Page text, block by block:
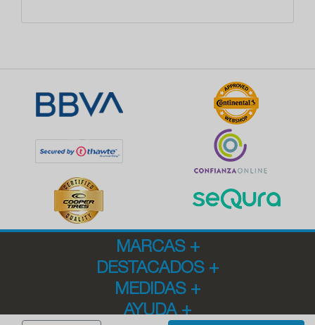
MARCAS +
DESTACADOS +
MEDIDAS +
AYUDA+